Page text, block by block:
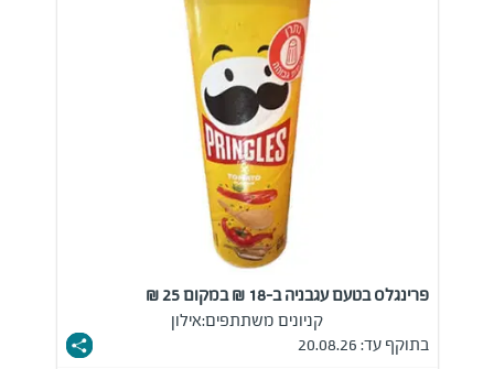
פרינגלס בטעם עגבניה ב-18 ₪ במקום 25 ₪
קניונים משתתפים:אילון
בתוקף עד: 20.08.26